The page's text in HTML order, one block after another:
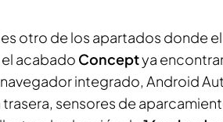
otro de los apartados donde el
acabado Conceptya
integrado, Android
trasera, sensores de